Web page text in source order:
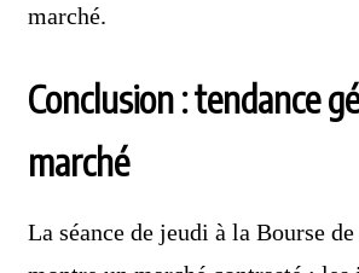
marché.
Conclusion : tendance
marché
La séance de jeudi à la Bourse de